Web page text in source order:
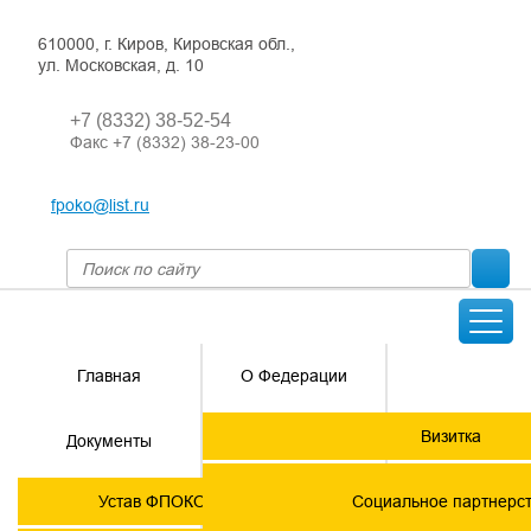
610000, г. Киров, Кировская обл.,
ул. Московская, д. 10
+7 (8332) 38-52-54
Факс +7 (8332) 38-23-00
fpoko@list.ru
Главная О Федерации
Визитка
Документы
Устав ФПОКО с изменениями от 2026 года
Социальное
Членские